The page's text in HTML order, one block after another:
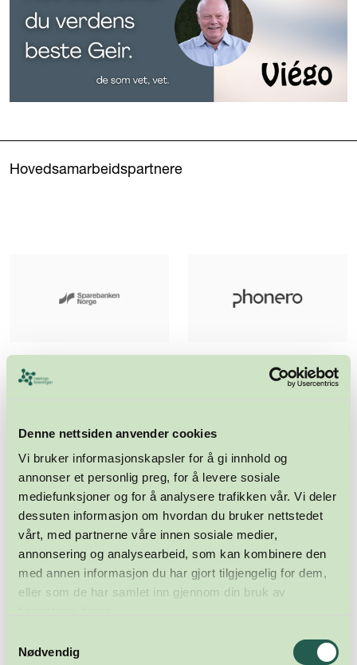
Denne nettsiden anvender cookies
Vi bruker informasjonskapsler for å gi innhold og
annonser et personlig preg, for å levere sosiale
mediefunksjoner og for å analysere trafikken vår. Vi deler
dessuten informasjon om hvordan du bruker nettstedet
vårt, med partnerne våre innen sosiale medier,
annonsering og analysearbeid, som kan kombinere den
med annen informasjon du har gjort tilgjengelig for dem,
eller som de har samlet inn gjennom din bruk av
Nødvendig
Hovedsamarbeidspartnere